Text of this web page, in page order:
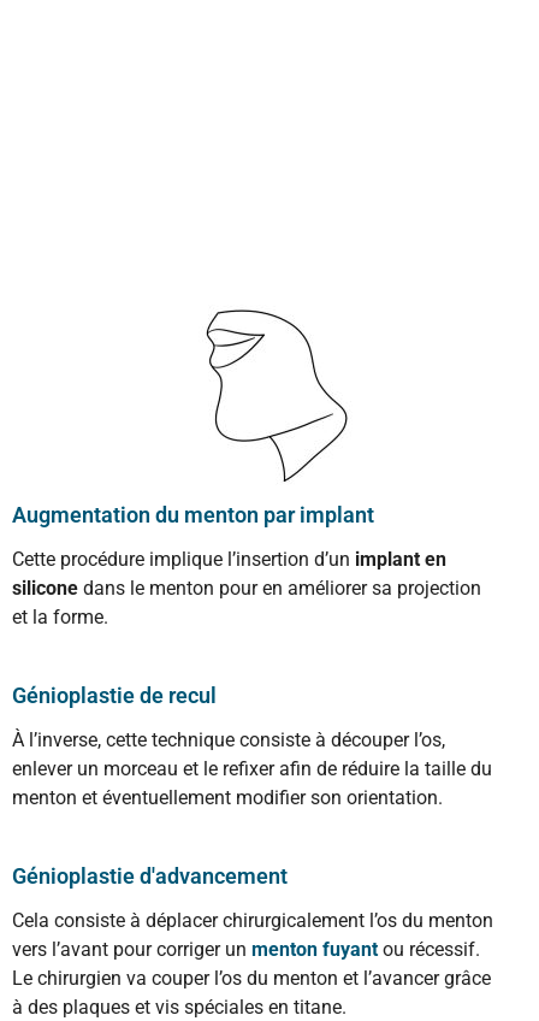
Augmentation du menton par implant
Cette procédure implique l’insertion d’un implant en
silicone dans le menton pour en améliorer sa projection
et la forme.
Génioplastie de recul
À l’inverse, cette technique consiste à découper l’os,
enlever un morceau et le refixer afin de réduire la taille du
menton et éventuellement modifier son orientation.
Génioplastie d'advancement
Cela consiste à déplacer chirurgicalement l’os du menton
vers l’avant pour corriger un menton fuyant ou récessif.
Le chirurgien va couper l’os du menton et l’avancer grâce
à des plaques et vis spéciales en titane.